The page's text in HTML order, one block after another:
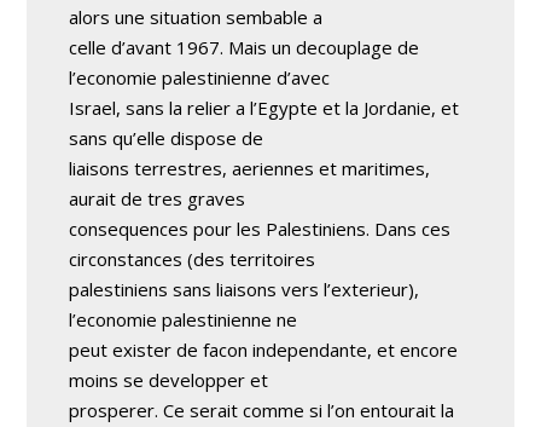
alors une situation sembable a
celle d’avant 1967. Mais un decouplage de
l’economie palestinienne d’avec
Israel, sans la relier a l’Egypte et la Jordanie, et
sans qu’elle dispose de
liaisons terrestres, aeriennes et maritimes,
aurait de tres graves
consequences pour les Palestiniens. Dans ces
circonstances (des territoires
palestiniens sans liaisons vers l’exterieur),
l’economie palestinienne ne
peut exister de facon independante, et encore
moins se developper et
prosperer. Ce serait comme si l’on entourait la